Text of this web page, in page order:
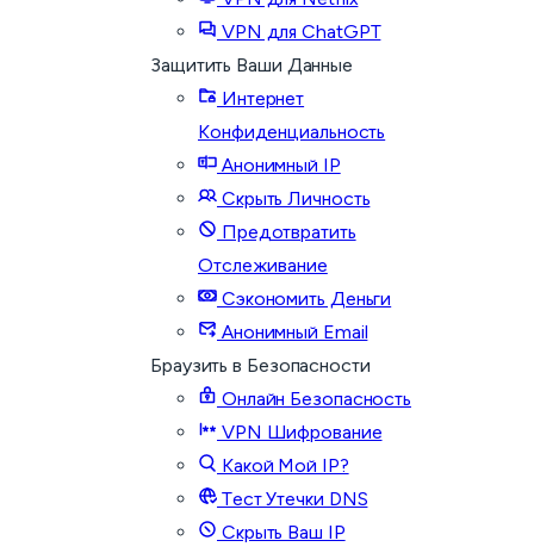
VPN для ChatGPT
Защитить Ваши Данные
Интернет
Конфиденциальность
Анонимный IP
Скрыть Личность
Предотвратить
Отслеживание
Сэкономить Деньги
Анонимный Email
Браузить в Безопасности
Онлайн Безопасность
VPN Шифрование
Какой Мой IP?
Тест Утечки DNS
Скрыть Ваш IP